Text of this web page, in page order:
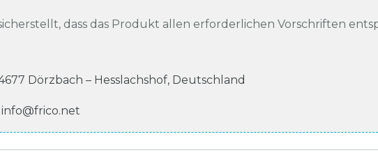
dass das Produkt allen erforderlichen Vorschriften
Dörzbach – Hesslachshof, Deutschland
info@frico.net